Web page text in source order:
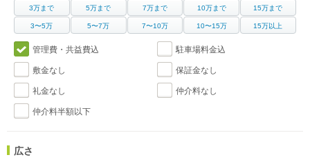
3万まで 5万まで 7万まで 10万まで 15万まで
3〜5万 5〜7万 7〜10万 10〜15万 15万以上
管理費・共益費込 駐車場料金込
敷金なし 保証金なし
礼金なし 仲介料なし
仲介料半額以下
広さ